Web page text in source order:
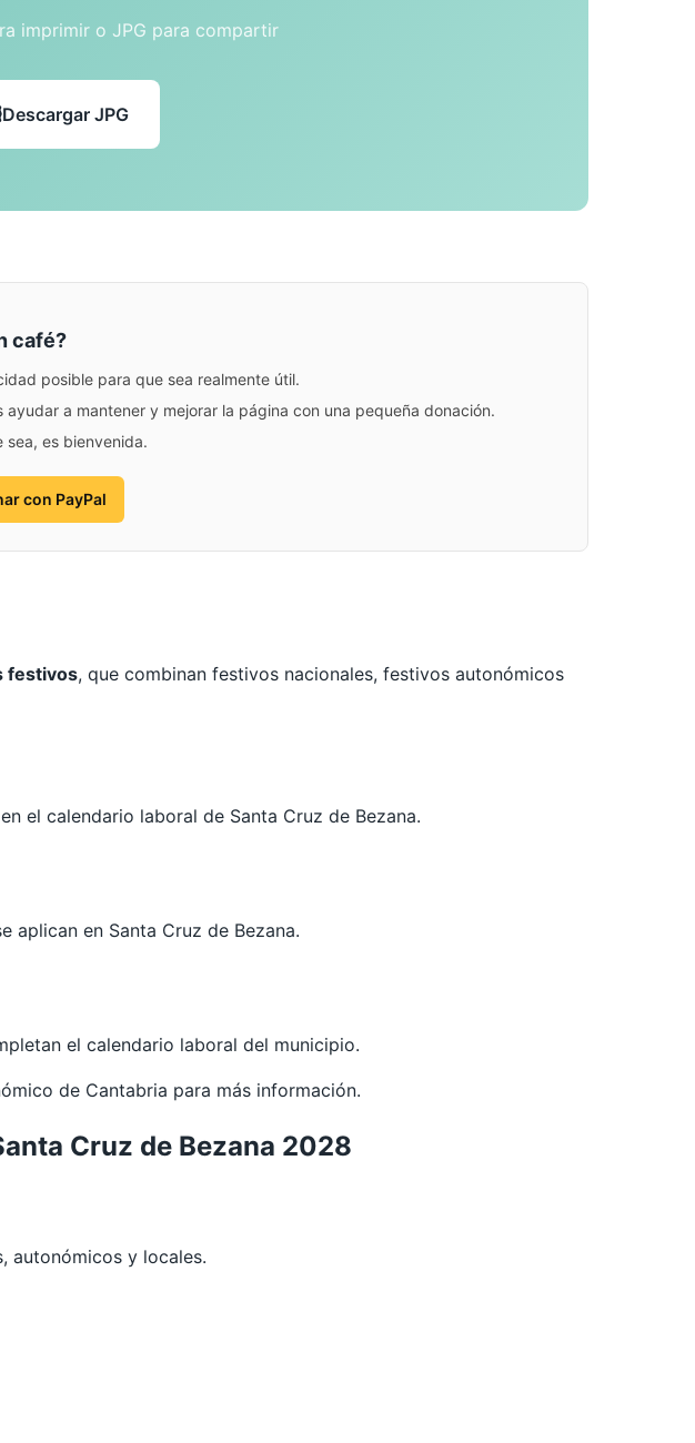
imprimir o JPG para compartir
Descargar JPG
café?
posible para que sea realmente útil.
a mantener y mejorar la página con una pequeña donación.
sea, es bienvenida.
con PayPal
festivos, que combinan festivos nacionales, festivos autonómicos
el calendario laboral de Santa Cruz de Bezana.
aplican en Santa Cruz de Bezana.
el calendario laboral del municipio.
de Cantabria para más información.
Cruz de Bezana 2028
autonómicos y locales.